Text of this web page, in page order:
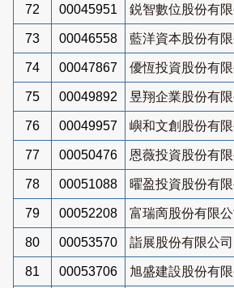
72 00045951 鋭智數位股份有限
73 00046558 藍洋資本股份有限
74 00047867 優恆投資股份有限
75 00049892 昱翔企業股份有限
76 00049957 嶼和文創股份有限
77 00050476 恩薇投資股份有限
78 00051088 曜盈投資股份有限
79 00052208 富瑞啇股份有限公
80 00053570 詣展股份有限公司
81 00053706 旭盛建設股份有限